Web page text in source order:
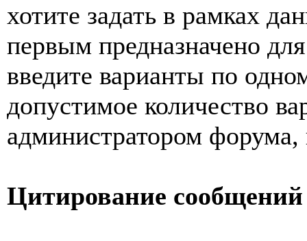
хотите задать в рамках
первым предназначено
введите варианты по
допустимое количество
администратором форума,
Цитирование сообщений